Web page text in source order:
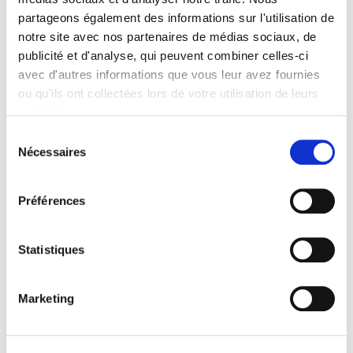
partageons également des informations sur l'utilisation de
notre site avec nos partenaires de médias sociaux, de
publicité et d'analyse, qui peuvent combiner celles-ci
avec d'autres informations que vous leur avez fournies
ou qu'ils ont collectées lors de votre utilisation de leurs
Nécessaires
Préférences
Statistiques
Marketing
Specifications
Formats
Contents
Collection
Language
Tags